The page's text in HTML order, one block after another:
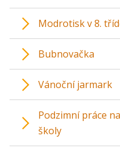
Modrotisk v 8.
Bubnovačka
Vánoční jarmark
Podzimní práce
školy